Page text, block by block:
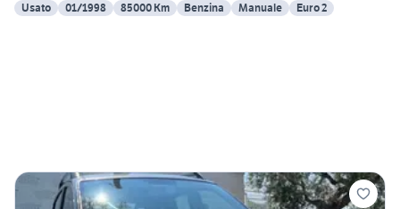
Usato
01/1998 85000 Km Benzina Manuale Euro 2